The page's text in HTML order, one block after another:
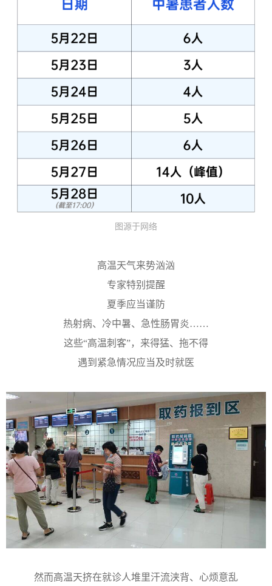
图源于网络
高温天气来势汹汹
专家特别提醒
夏季应当谨防
热射病、冷中暑、急性肠胃炎……
这些“高温刺客”，来得猛、拖不得
遇到紧急情况应当及时就医
然而高温天挤在就诊人堆里汗流浃背、心烦意乱